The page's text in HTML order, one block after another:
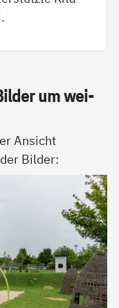
um wei­
Ansicht
Bilder: